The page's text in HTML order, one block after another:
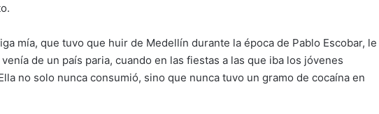
mía, que tuvo que huir de Medellín durante la época de Pablo Escobar, le
de un país paria, cuando en las fiestas a las que iba los jóvenes
no solo nunca consumió, sino que nunca tuvo un gramo de cocaína en